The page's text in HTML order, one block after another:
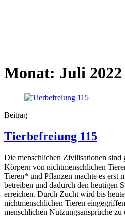
Monat: Juli 2022
Beitrag
Tierbefreiung 115
Die menschlichen Zivilisationen sind
Körpern von nichtmenschlichen
Tieren* und Pflanzen machte es erst
betreiben und dadurch den heutigen
erreichen. Durch Zucht wird bis
nichtmenschlichen Tieren
menschlichen Nutzungsansprüche